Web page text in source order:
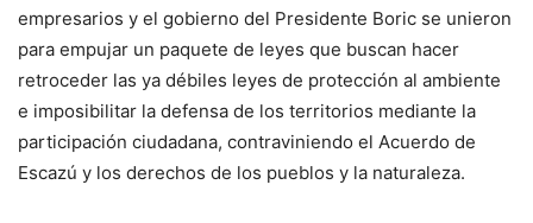
empresarios y el gobierno del Presidente Boric se unieron
para empujar un paquete de leyes que buscan hacer
retroceder las ya débiles leyes de protección al ambiente
e imposibilitar la defensa de los territorios mediante la
participación ciudadana, contraviniendo el Acuerdo de
Escazú y los derechos de los pueblos y la naturaleza.